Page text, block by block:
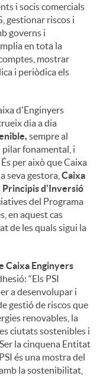
i socis comercials
gestionar riscos i
governs i
en tota la
mostrar
i periòdica els
d'Enginyers
dia a dia
sempre al
pilar fonamental, i
per això que Caixa
seva gestora, Caixa
Principis d'Inversió
del Programa
en aquest cas
de les quals sigui la
Caixa Enginyers
“Els PSI
a desenvolupar i
gestió de riscos que
renovables, la
ciutats sostenibles i
la cinquena Entitat
és una mostra del
la sostenibilitat,